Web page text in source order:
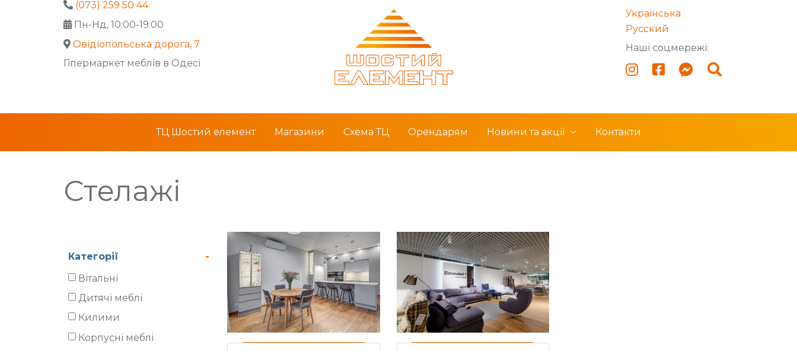
(073) 259 50 44
Пн-Нд, 10:00-19:00
Овідіопольська дорога, 7
Гіпермаркет меблів в Одесі
Українська
Русский
Наші соцмережі:
ТЦ Шостий елемент Магазини Схема ТЦ Орендарям Новини та акції Контакти
Стелажі
Категорії
-
Вітальні
Дитячі меблі
Килими
Корпусні меблі